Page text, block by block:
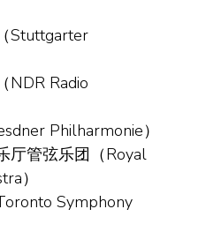
Stuttgarter
Radio
Philharmonie）
管弦乐团（Royal
）
Symphony